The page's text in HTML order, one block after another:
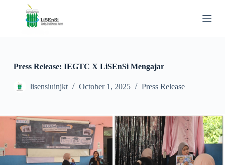
t
Press Release: IEGTC X LiSEnSi Mengajar
lisensiuinjkt October 1, 2025 Press Release